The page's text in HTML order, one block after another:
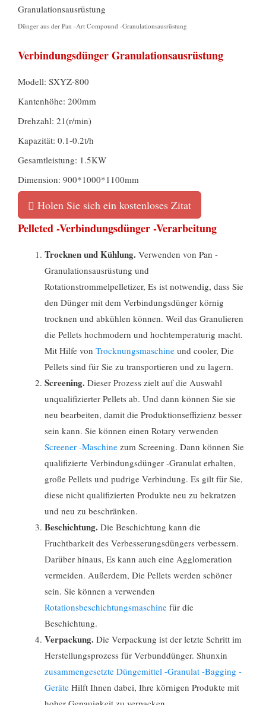
Dünger aus der Pan -Art Compound -Granulationsausrüstung
Verbindungsdünger Granulationsausrüstung
Modell: SXYZ-800
Kantenhöhe: 200mm
Drehzahl: 21(r/min)
Kapazität: 0.1-0.2t/h
Gesamtleistung: 1.5KW
Dimension: 900*1000*1100mm
Holen Sie sich ein kostenloses Zitat
Pelleted -Verbindungsdünger -Verarbeitung
Trocknen und Kühlung. Verwenden von Pan -
Granulationsausrüstung und
Rotationstrommelpelletizer, Es ist notwendig, dass Sie
den Dünger mit dem Verbindungsdünger körnig
trocknen und abkühlen können. Weil das Granulieren
die Pellets hochmodern und hochtemperaturig macht.
Mit Hilfe von Trocknungsmaschine und cooler, Die
Pellets sind für Sie zu transportieren und zu lagern.
Screening. Dieser Prozess zielt auf die Auswahl
unqualifizierter Pellets ab. Und dann können Sie sie
neu bearbeiten, damit die Produktionseffizienz besser
sein kann. Sie können einen Rotary verwenden
Screener -Maschine zum Screening. Dann können Sie
qualifizierte Verbindungsdünger -Granulat erhalten,
große Pellets und pudrige Verbindung. Es gilt für Sie,
diese nicht qualifizierten Produkte neu zu bekratzen
und neu zu beschränken.
Beschichtung. Die Beschichtung kann die
Fruchtbarkeit des Verbesserungsdüngers verbessern.
Darüber hinaus, Es kann auch eine Agglomeration
vermeiden. Außerdem, Die Pellets werden schöner
sein. Sie können a verwenden
Rotationsbeschichtungsmaschine für die
Beschichtung.
Verpackung. Die Verpackung ist der letzte Schritt im
Herstellungsprozess für Verbunddünger. Shunxin
zusammengesetzte Düngemittel -Granulat -Bagging -
Geräte Hilft Ihnen dabei, Ihre körnigen Produkte mit